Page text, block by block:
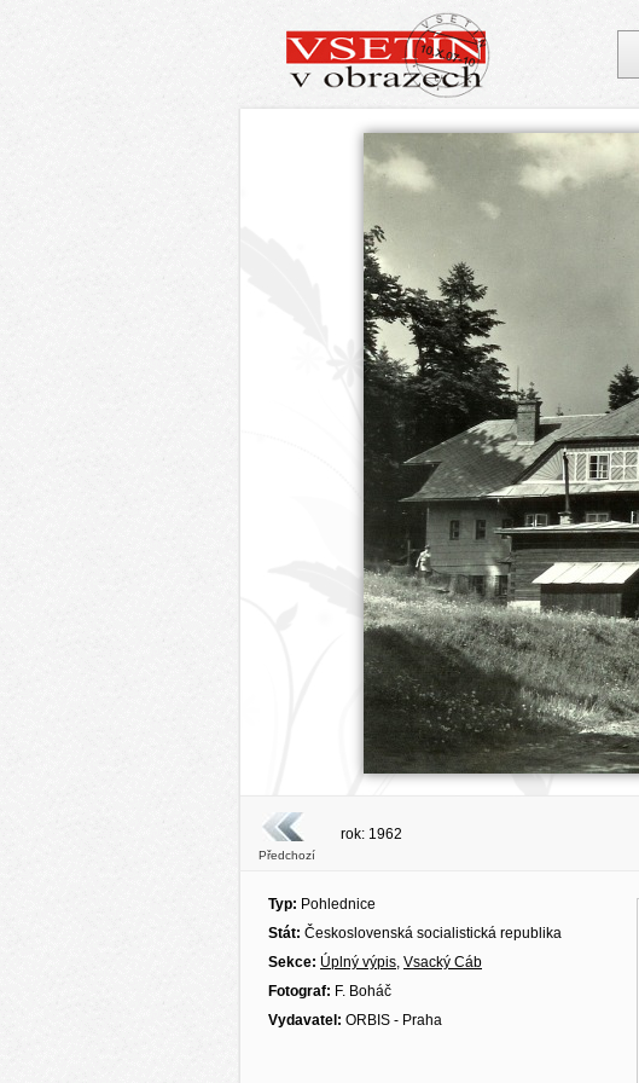
Předchozí
rok: 1962
Typ: Pohlednice
Stát: Československá socialistická republika
Sekce: Úplný výpis, Vsacký Cáb
Fotograf: F. Boháč
Vydavatel: ORBIS - Praha